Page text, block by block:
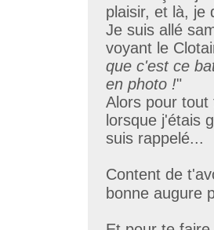
plaisir, et là, je
Je suis allé
voyant le
que c'est ce
en photo !"
Alors pour tout
lorsque j'étais
suis rappelé...
Content de
bonne augure